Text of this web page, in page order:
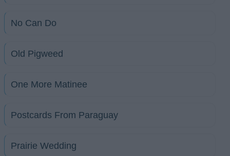
No Can Do
Old Pigweed
One More Matinee
Postcards From Paraguay
Prairie Wedding